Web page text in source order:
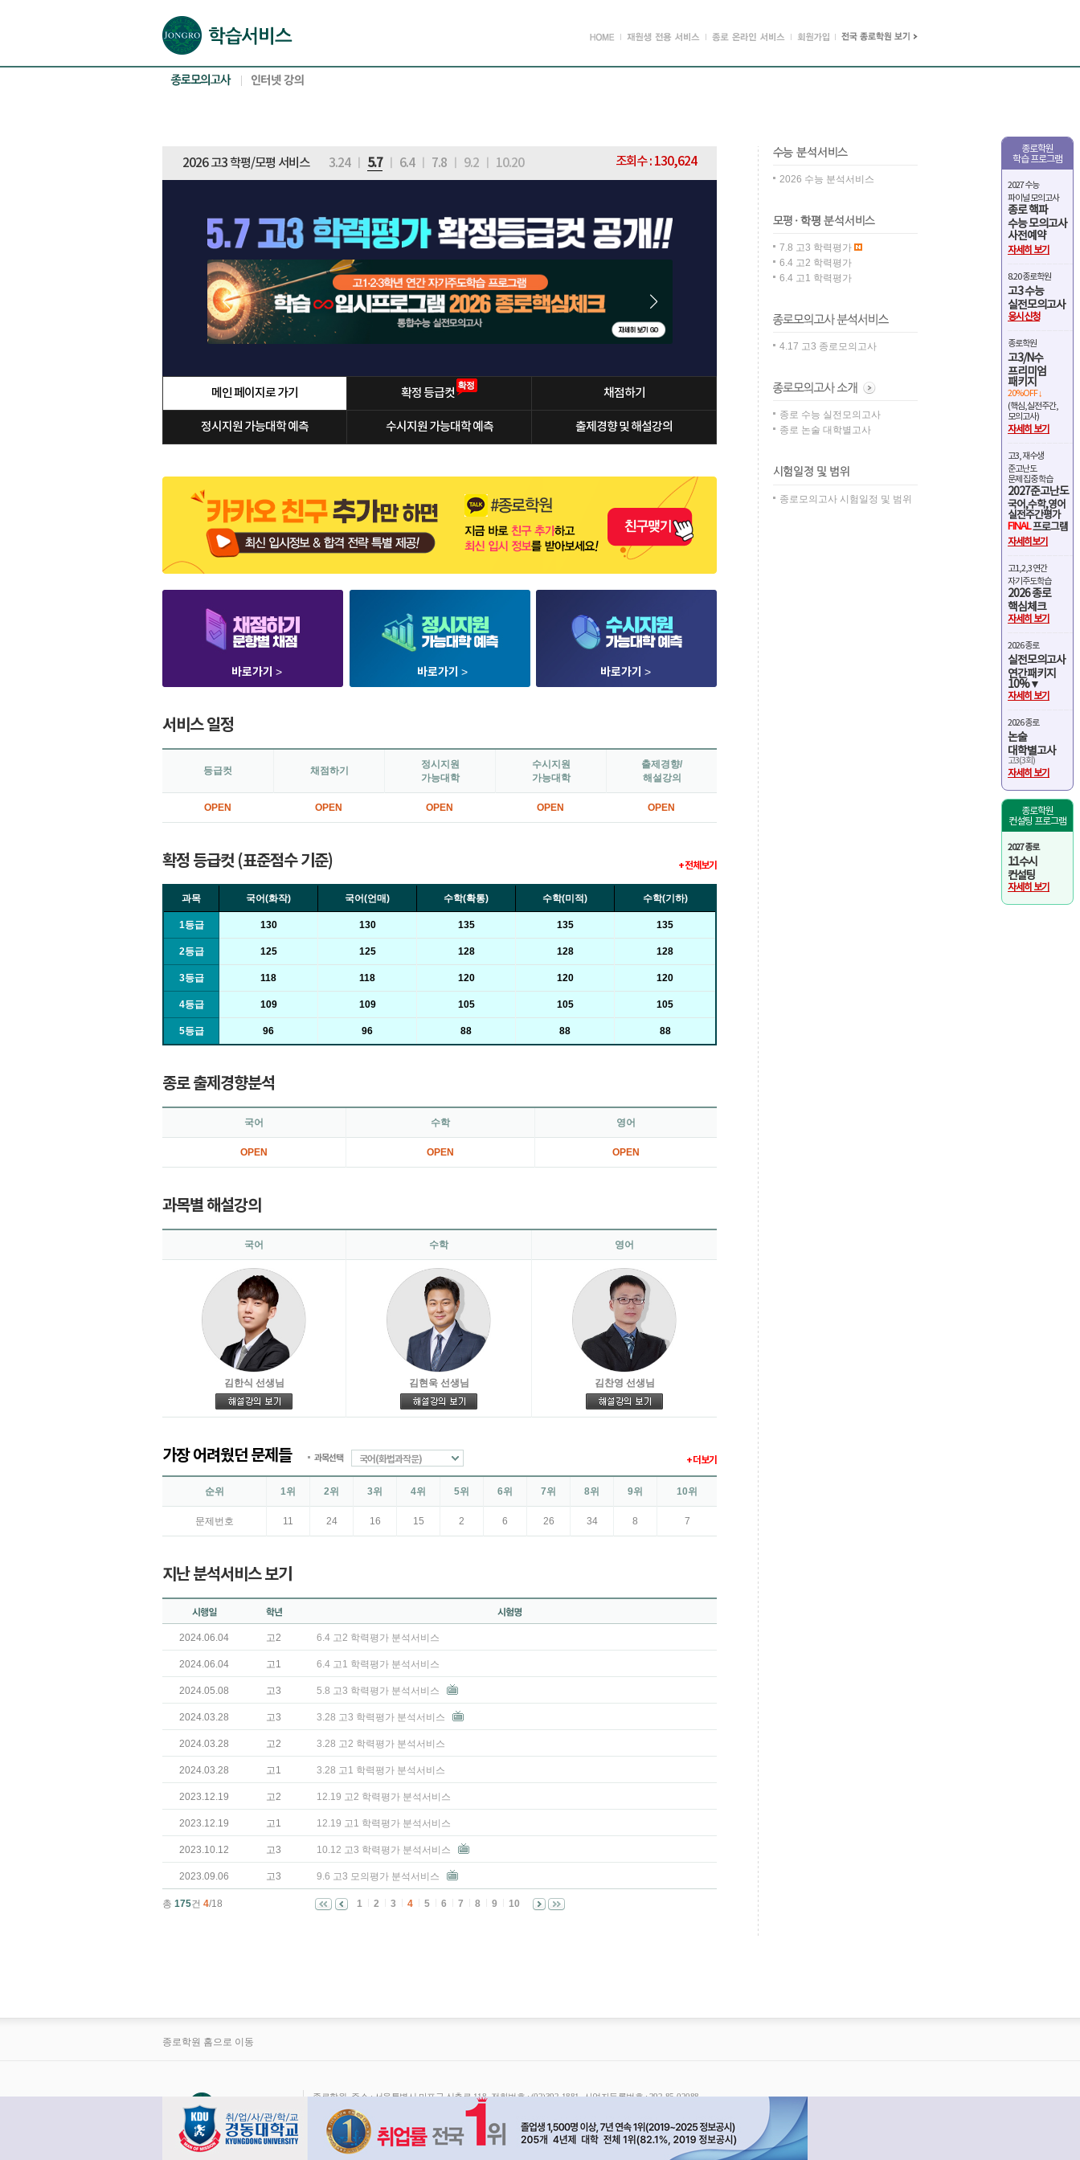
종로학원
학습 프로그램
2027 수능
파이널 모의고사
종로 핵파
수능 모의고사
사전예약
자세히 보기
8.20 종로학원
고3 수능
실전모의고사
응시신청
종로학원
고3/N수
프리미엄
패키지
20%OFF ↓
(핵심,실전주간,
모의고사)
자세히 보기
고3, 재수생
준고난도
문제 집중 학습
2027준고난도
국어,수학,영어
실전주간평가
FINAL프로그램
자세히보기
고1,2,3 연간
자기주도학습
2026 종로
핵심체크
자세히 보기
2026 종로
실전모의고사
연간패키지
10%▼
자세히 보기
2026 종로
논술
대학별고사
고3(3회)
자세히 보기
종로학원
컨설팅 프로그램
2027 종로
1:1 수시
컨설팅
자세히 보기
2026 고3 학평/모평 서비스 3.24ㅣ 5.7ㅣ 6.4ㅣ 7.8 9.2 10.20 조회수 : 130,624
메인 페이지로 가기 확정 등급컷 채점하기
정시지원 가능대학 예측 수시지원 가능대학 예측 출제경향 및 해설강의
바로가기 > 바로가기 > 바로가기 >
서비스 일정
등급컷 채점하기
정시지원
가능대학
수시지원
가능대학
출제경향/
해설강의
OPEN OPEN OPEN OPEN OPEN
+ 전체보기
확정 등급컷 (표준점수 기준)
과목 국어(화작) 국어(언매) 수학(확통) 수학(미적) 수학(기하)
1등급 130 130 135 135 135
2등급 125 125 128 128 128
3등급 118 118 120 120 120
4등급 109 109 105 105 105
5등급 96 96 88 88 88
종로 출제경향분석
국어 수학 영어
OPEN OPEN OPEN
과목별 해설강의
국어 수학 영어
김한식 선생님 김현욱 선생님 김찬영 선생님
가장 어려웠던 문제들 + 더보기
과목선택 국어(화법과작문)
순위 1위 2위 3위 4위 5위 6위 7위 8위 9위 10위
문제번호 11 24 16 15 2 6 26 34 8 7
지난 분석서비스 보기
2024.06.04 고2 6.4 고2 학력평가 분석서비스
2024.06.04 고1 6.4 고1 학력평가 분석서비스
2024.05.08 고3 5.8 고3 학력평가 분석서비스
2024.03.28 고3 3.28 고3 학력평가 분석서비스
2024.03.28 고2 3.28 고2 학력평가 분석서비스
2024.03.28 고1 3.28 고1 학력평가 분석서비스
2023.12.19 고2 12.19 고2 학력평가 분석서비스
2023.12.19 고1 12.19 고1 학력평가 분석서비스
2023.10.12 고3 10.12 고3 학력평가 분석서비스
2023.09.06 고3 9.6 고3 모의평가 분석서비스
총 175건 4/18 1 2 3 4 5 6 7 8 9 10
2026 수능 분석서비스
7.8 고3 학력평가
6.4 고2 학력평가
6.4 고1 학력평가
4.17 고3 종로모의고사
종로 수능 실전모의고사
종로 논술 대학별고사
종로모의고사 시험일정 및 범위
종로학원 홈으로 이동
종로학원 ·주소 : 서울특별시 마포구 신촌로 118 ·전화번호 : (02)392-1881 ·사업자등록번호 : 292-85-02088
·통신판매업 신고번호 : 제 2018-서울마포-2296 호 ·학원등록번호 :02201800142호
Copyright ⓒ 종로학원 All Right Reserved.